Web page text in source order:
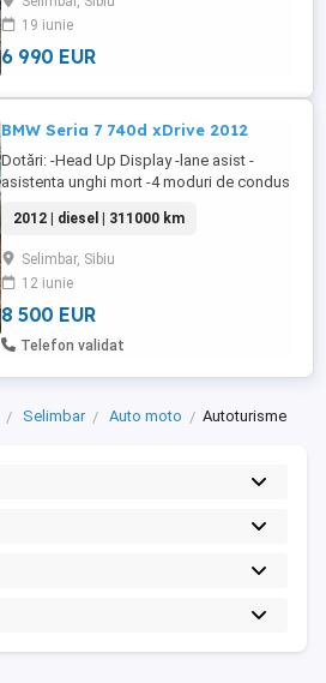
19 iunie
6 990 EUR
BMW Seria 7 740d xDrive 2012
Dotări: -Head Up Display -lane asist -
asistenta unghi mort -4 moduri de condus
Amortizoare VDC (Variable Damper
Control)-nu este pe perne. -Keyless entry
& Keyless go (deschidere,închidere pe
amprentă) -Soft close uși -Soft close
portbagaj și acționat electric ...
2012 | diesel | 311000 km
Selimbar, Sibiu
12 iunie
8 500 EUR
Telefon validat
Selimbar Auto moto Autoturisme